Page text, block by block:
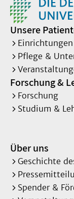
Unsere
Einrichtungen
Pflege &
Forschung &
Forschung
Studium &
Über uns
Geschichte
Spender &